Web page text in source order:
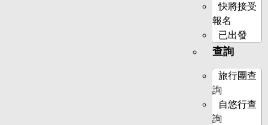
快將接受
報名
已出發
查詢
旅行團查
詢
自悠行查
詢